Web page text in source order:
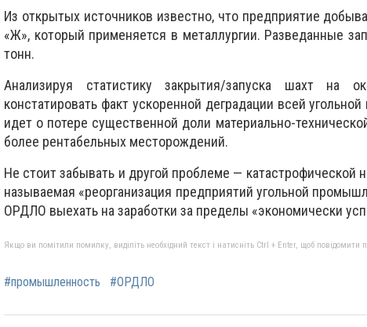
Из открытых источников известно, что предприятие
«Ж», который применяется в металлургии. Разведанные
тонн.
Анализируя статистику закрытия/запуска шахт на
констатировать факт ускоренной деградации всей
идет о потере существенной доли материально-
более рентабельных месторождений.
Не стоит забывать и другой проблеме — катастрофической
называемая «реорганизация предприятий угольной
ОРДЛО выехать на заработки за пределы «экономически
Якщо ви помітили помилку, виділіть необхідний текст і натисніть Ctrl + Enter, щоб повідомити
#промышленность #ОРДЛО